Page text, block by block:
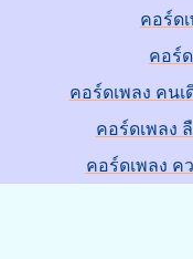
คอร์ด
คอร์
คอร์ดเพลง คนเ
คอร์ดเพลง
คอร์ดเพลง ค